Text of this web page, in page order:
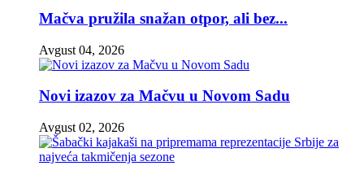
Mačva pružila snažan otpor, ali bez...
Avgust 04, 2026
Novi izazov za Mačvu u Novom Sadu
Avgust 02, 2026